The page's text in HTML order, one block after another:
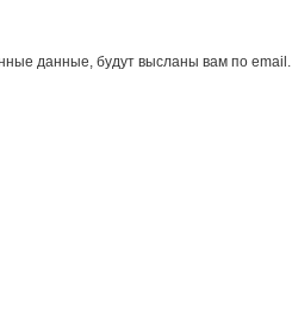
данные, будут высланы вам по email.